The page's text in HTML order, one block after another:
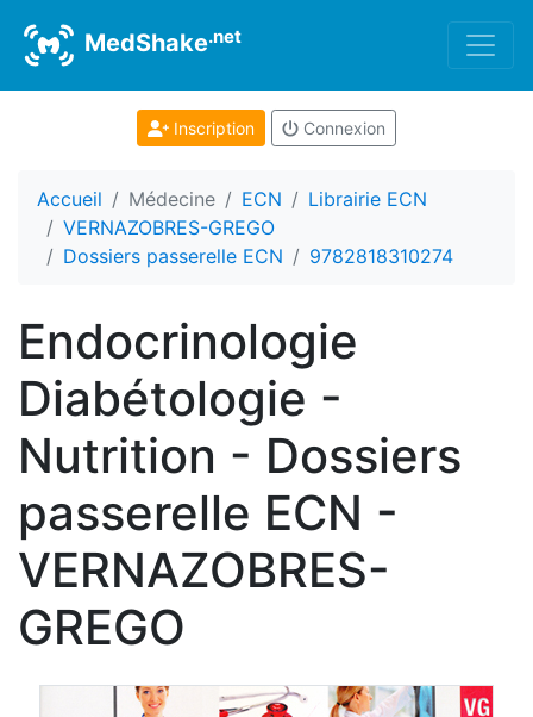
MedShake.net
Inscription Connexion
Accueil Médecine ECN
Librairie ECN
VERNAZOBRES-GREGO
Dossiers passerelle ECN
9782818310274
Endocrinologie
Diabétologie -
Nutrition - Dossiers
passerelle ECN -
VERNAZOBRES-
GREGO